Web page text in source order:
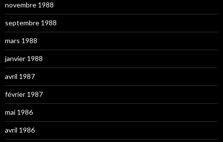
novembre 1988
septembre 1988
mars 1988
janvier 1988
avril 1987
février 1987
mai 1986
avril 1986